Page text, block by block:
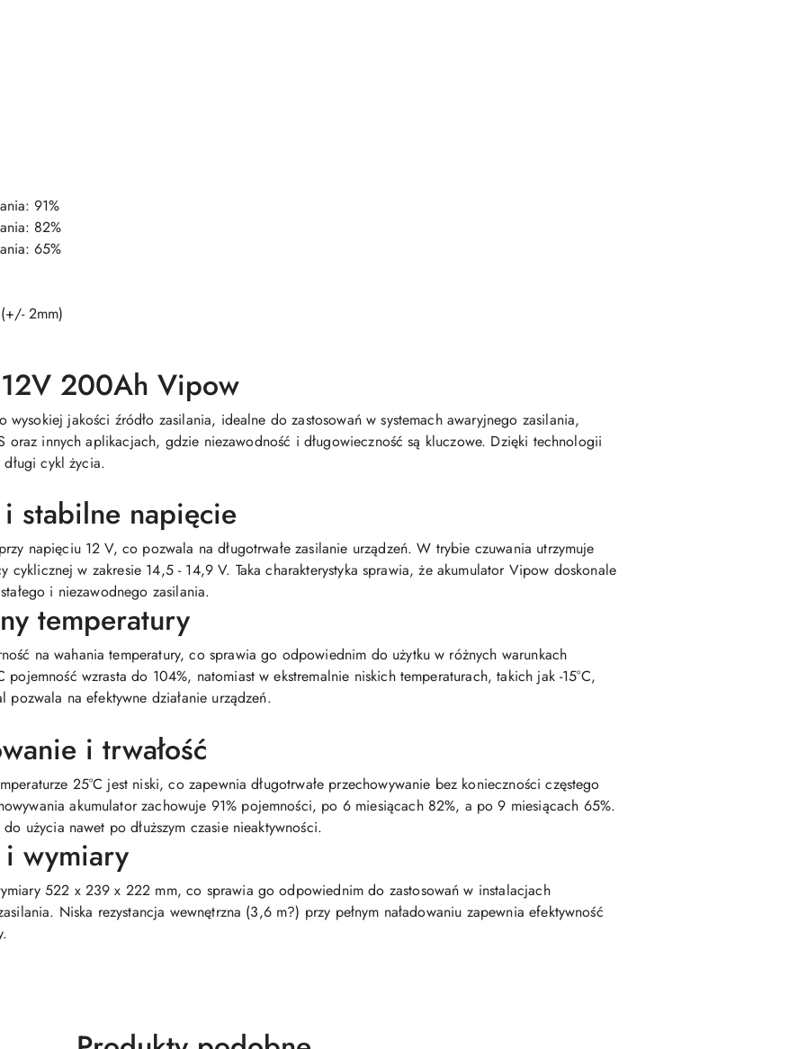
91%
82%
65%
2mm)
200Ah Vipow
jakości źródło zasilania, idealne do zastosowań w systemach awaryjnego zasilania,
oraz innych aplikacjach, gdzie niezawodność i długowieczność są kluczowe. Dzięki technologii
cykl życia.
stabilne napięcie
napięciu 12 V, co pozwala na długotrwałe zasilanie urządzeń. W trybie czuwania utrzymuje
cyklicznej w zakresie 14,5 - 14,9 V. Taka charakterystyka sprawia, że akumulator Vipow doskonale
i niezawodnego zasilania.
temperatury
na wahania temperatury, co sprawia go odpowiednim do użytku w różnych warunkach
pojemność wzrasta do 104%, natomiast w ekstremalnie niskich temperaturach, takich jak -15°C,
na efektywne działanie urządzeń.
i trwałość
25°C jest niski, co zapewnia długotrwałe przechowywanie bez konieczności częstego
akumulator zachowuje 91% pojemności, po 6 miesiącach 82%, a po 9 miesiącach 65%.
użycia nawet po dłuższym czasie nieaktywności.
wymiary
522 x 239 x 222 mm, co sprawia go odpowiednim do zastosowań w instalacjach
Niska rezystancja wewnętrzna (3,6 m?) przy pełnym naładowaniu zapewnia efektywność